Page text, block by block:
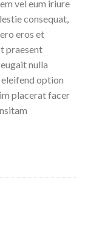
vel eum iriure
consequat,
eros et
praesent
nulla
option
placerat facer